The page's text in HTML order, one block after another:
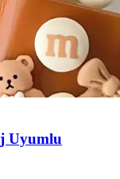
Uyumlu